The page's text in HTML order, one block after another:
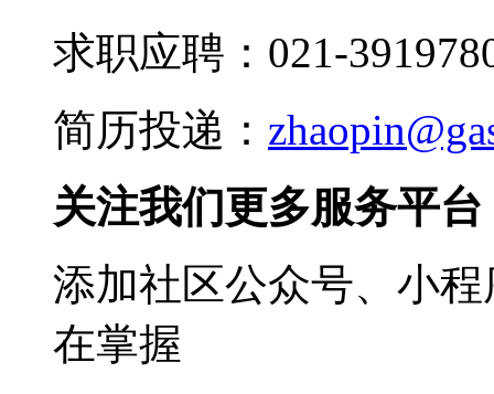
求职应聘：021-
简历投递：
关注我们更多服务平台
添加社区公众号、小
在掌握